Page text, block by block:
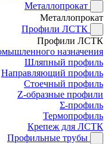
Металлопрокат
Металлопрокат
Профили ЛСТК
Профили ЛСТК
назначения
Шляпный профиль
Направляющий профиль
Стоечный профиль
Z-образные профили
Σ-профиль
Термопрофиль
Крепеж для ЛСТК
Профильные трубы